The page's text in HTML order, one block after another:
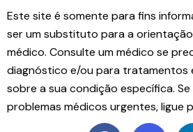
Este site é somente para fins
ser um substituto para a
médico. Consulte um médico se
diagnóstico e/ou para tratamentos
sobre a sua condição específica.
problemas médicos urgentes, ligue